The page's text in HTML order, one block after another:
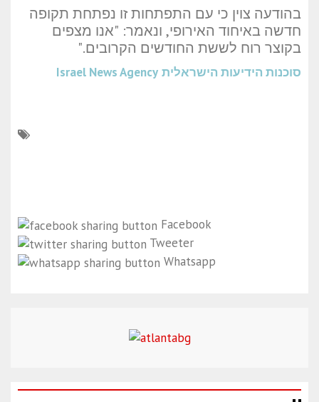
בהודעה צוין כי עם התפתחות זו נפתחת תקופה
חדשה באיחוד האירופי, ונאמר: "אנו מצפים
בקוצר רוח לששת החודשים הקרובים."
סוכנות הידיעות הישראלית Israel News Agency
Facebook
Tweeter
Whatsapp